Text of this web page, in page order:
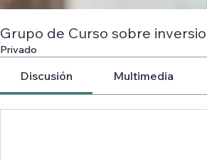
Grupo de Curso sobre
Privado
Discusión Multimedia